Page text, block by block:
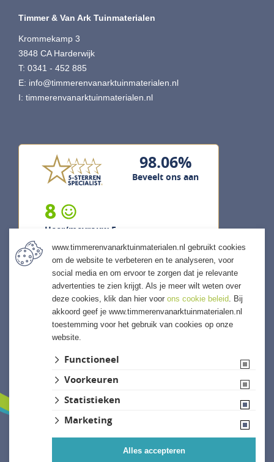
Timmer & Van Ark Tuinmaterialen
Krommekamp 3
3848 CA Harderwijk
T: 0341 - 452 885
E: info@timmerenvanarktuinmaterialen.nl
I: timmerenvanarktuinmaterialen.nl
98.06%
Beveelt ons aan
8
Heer/mevrouw F...
4 augustus 2026
"Goed geholpen en goed advies
gehad van Sharief"
previous next
www.timmerenvanarktuinmaterialen.nl gebruikt cookies
om de website te verbeteren en te analyseren, voor
social media en om ervoor te zorgen dat je relevante
advertenties te zien krijgt. Als je meer wilt weten over
deze cookies, klik dan hier voor ons cookie beleid. Bij
akkoord geef je www.timmerenvanarktuinmaterialen.nl
toestemming voor het gebruik van cookies op onze
website.
Functioneel
Voorkeuren
Statistieken
Marketing
Alles accepteren